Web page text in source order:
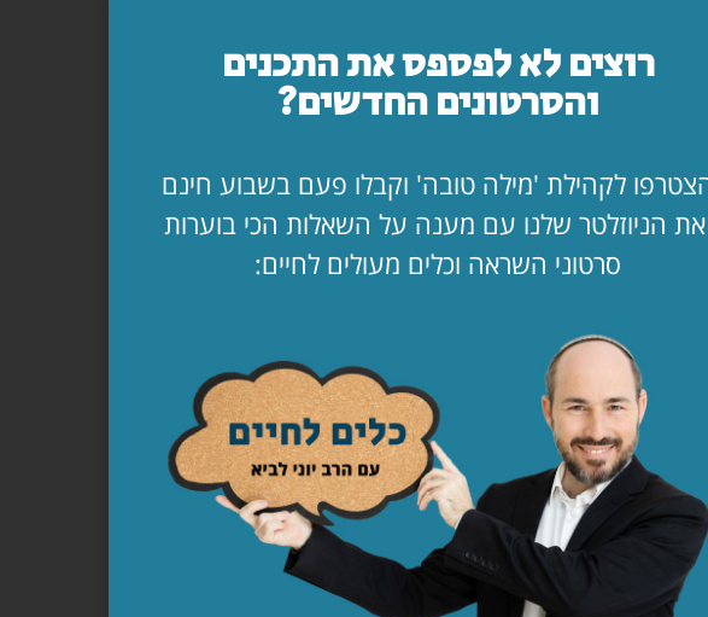
רוצים לא לפספס את התכנים
והסרטונים החדשים?
לקהילת 'מילה טובה' וקבלו פעם בשבוע חינם
הניוזלטר שלנו עם מענה על השאלות הכי בוערות
סרטוני השראה וכלים מעולים לחיים: